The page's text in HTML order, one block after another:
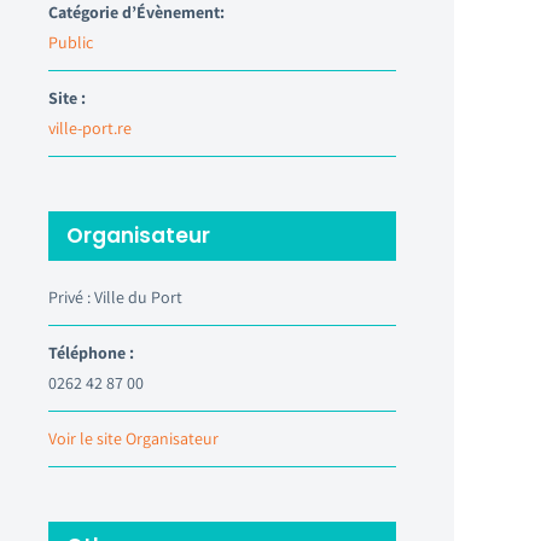
Catégorie d’Évènement:
Public
Site :
ville-port.re
Organisateur
Privé : Ville du Port
Téléphone :
0262 42 87 00
Voir le site Organisateur